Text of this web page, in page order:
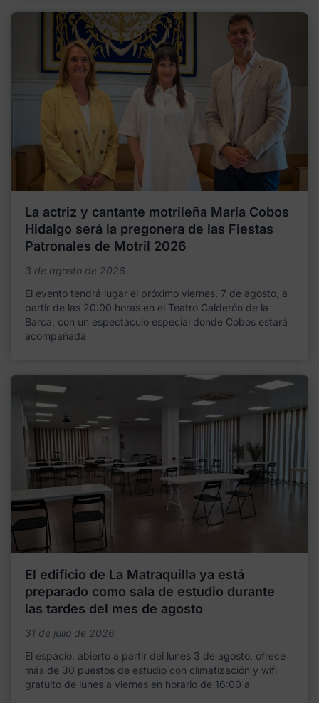
La actriz y cantante motrileña María Cobos
Hidalgo será la pregonera de las Fiestas
Patronales de Motril 2026
3 de agosto de 2026
El evento tendrá lugar el próximo viernes, 7 de agosto, a
partir de las 20:00 horas en el Teatro Calderón de la
Barca, con un espectáculo especial donde Cobos estará
acompañada
El edificio de La Matraquilla ya está
preparado como sala de estudio durante
las tardes del mes de agosto
31 de julio de 2026
El espacio, abierto a partir del lunes 3 de agosto, ofrece
más de 30 puestos de estudio con climatización y wifi
gratuito de lunes a viernes en horario de 16:00 a